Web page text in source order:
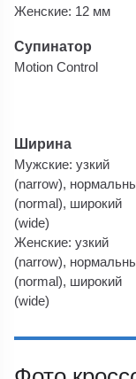
Женские: 12 мм
Супинатор
Motion Control
Ширина
Мужские: узкий
(narrow),
(normal), широкий
(wide)
Женские: узкий
(narrow),
(normal), широкий
(wide)